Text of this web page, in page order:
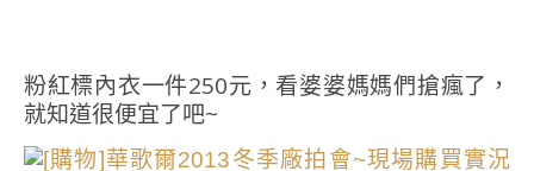
粉紅標內衣一件250元，看婆婆媽媽們搶瘋了，
就知道很便宜了吧~